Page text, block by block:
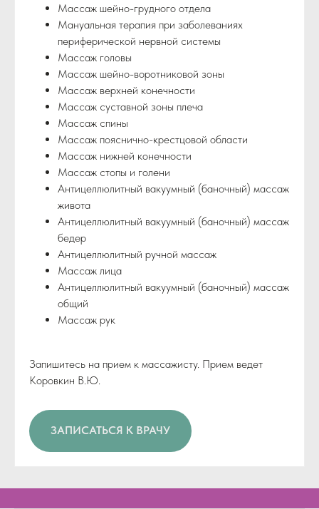
Массаж шейно-грудного отдела
Мануальная терапия при заболеваниях
периферической нервной системы
Массаж головы
Массаж шейно-воротниковой зоны
Массаж верхней конечности
Массаж суставной зоны плеча
Массаж спины
Массаж пояснично-крестцовой области
Массаж нижней конечности
Массаж стопы и голени
Антицеллюлитный вакуумный (баночный) массаж
живота
Антицеллюлитный вакуумный (баночный) массаж
бедер
Антицеллюлитный ручной массаж
Массаж лица
Антицеллюлитный вакуумный (баночный) массаж
общий
Массаж рук
Запишитесь на прием к массажисту. Прием ведет
Коровкин В.Ю.
ЗАПИСАТЬСЯ К ВРАЧУ